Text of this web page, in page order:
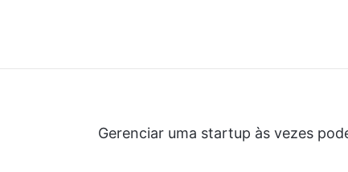
Gerenciar uma startup às vezes